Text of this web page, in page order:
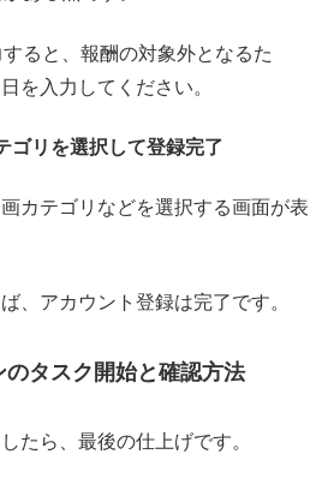
ると、報酬の対象外となるた
を入力してください。
ゴリを選択して登録完了
カテゴリなどを選択する画面が表
、アカウント登録は完了です。
タスク開始と確認方法
たら、最後の仕上げです。